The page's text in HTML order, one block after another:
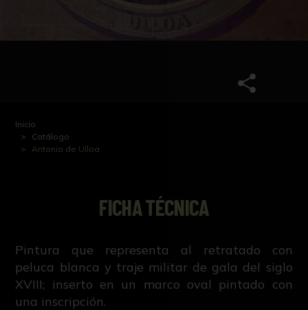
Inicio
Catálogo
Antonio de Ulloa
FICHA TÉCNICA
Pintura que representa al retratado con
peluca blanca y traje militar de gala del siglo
XVIII; inserto en un marco oval pintado con
una inscripción.